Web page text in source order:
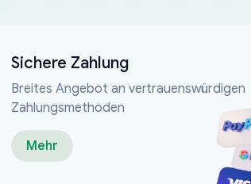
Sichere Zahlung
Breites Angebot an vertrauenswürdigen
Zahlungsmethoden
Mehr